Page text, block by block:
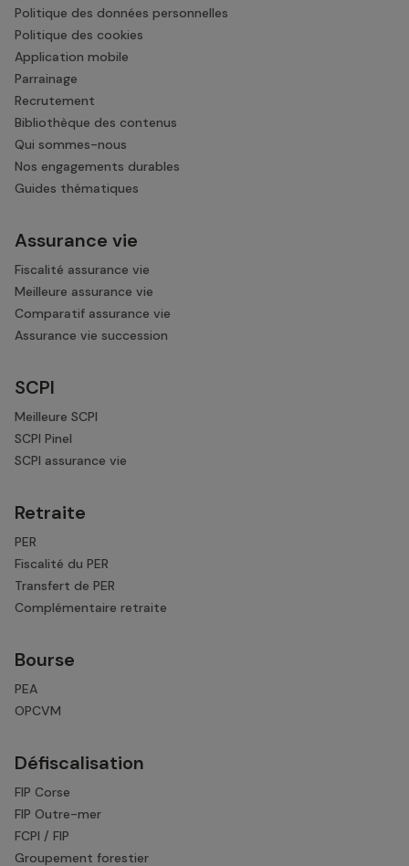
Politique des données personnelles
Politique des cookies
Application mobile
Parrainage
Recrutement
Bibliothèque des contenus
Qui sommes-nous
Nos engagements durables
Guides thématiques
Assurance vie
Fiscalité assurance vie
Meilleure assurance vie
Comparatif assurance vie
Assurance vie succession
SCPI
Meilleure SCPI
SCPI Pinel
SCPI assurance vie
Retraite
PER
Fiscalité du PER
Transfert de PER
Complémentaire retraite
Bourse
PEA
OPCVM
Défiscalisation
FIP Corse
FIP Outre-mer
FCPI / FIP
Groupement forestier